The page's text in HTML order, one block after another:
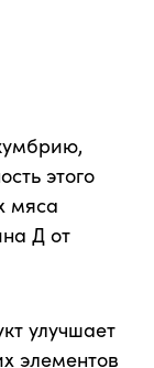
этого
мяса
Д от
улучшает
элементов